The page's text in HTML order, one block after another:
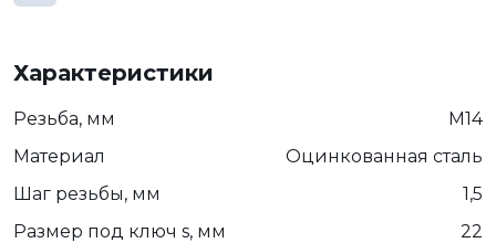
Характеристики
Резьба, мм
М14
Материал
Оцинкованная сталь
Шаг резьбы, мм
1,5
Размер под ключ s, мм
22